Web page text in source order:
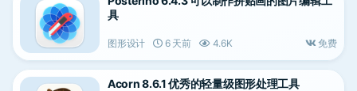
具
图形设计 6 天前 4.6K 免费
Acorn 8.6.1 优秀的轻量级图形处理工具